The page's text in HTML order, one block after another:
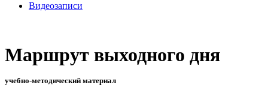
Видеозаписи
Маршрут выходного дня
учебно-методический материал